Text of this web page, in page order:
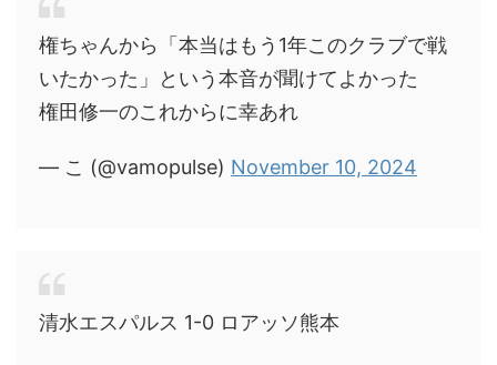
権ちゃんから「本当はもう1年このクラブで戦
いたかった」という本音が聞けてよかった
権田修一のこれからに幸あれ
— こ (@vamopulse) November 10, 2024
清水エスパルス 1-0 ロアッソ熊本